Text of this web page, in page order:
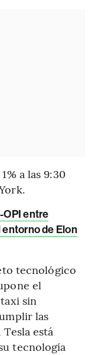
a las 9:30
OPI entre
entorno de Elon
tecnológico
el
sin
las
está
tecnología